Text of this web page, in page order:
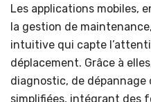
Les applications mobiles,
la gestion de
intuitive qui capte
déplacement. Grâce à
diagnostic, de
simplifiées, intégrant des